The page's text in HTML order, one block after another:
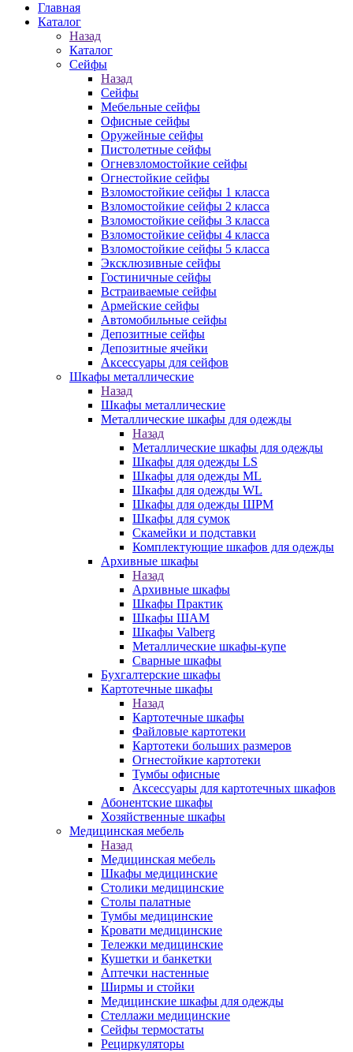
Главная
Каталог
Назад
Каталог
Сейфы
Назад
Сейфы
Мебельные сейфы
Офисные сейфы
Оружейные сейфы
Пистолетные сейфы
Огневзломостойкие сейфы
Огнестойкие сейфы
Взломостойкие сейфы 1 класса
Взломостойкие сейфы 2 класса
Взломостойкие сейфы 3 класса
Взломостойкие сейфы 4 класса
Взломостойкие сейфы 5 класса
Эксклюзивные сейфы
Гостиничные сейфы
Встраиваемые сейфы
Армейские сейфы
Автомобильные сейфы
Депозитные сейфы
Депозитные ячейки
Аксессуары для сейфов
Шкафы металлические
Назад
Шкафы металлические
Металлические шкафы для одежды
Назад
Металлические шкафы для одежды
Шкафы для одежды LS
Шкафы для одежды ML
Шкафы для одежды WL
Шкафы для одежды ШРМ
Шкафы для сумок
Скамейки и подставки
Комплектующие шкафов для одежды
Архивные шкафы
Назад
Архивные шкафы
Шкафы Практик
Шкафы ШАМ
Шкафы Valberg
Металлические шкафы-купе
Сварные шкафы
Бухгалтерские шкафы
Картотечные шкафы
Назад
Картотечные шкафы
Файловые картотеки
Картотеки больших размеров
Огнестойкие картотеки
Тумбы офисные
Аксессуары для картотечных шкафов
Абонентские шкафы
Хозяйственные шкафы
Медицинская мебель
Назад
Медицинская мебель
Шкафы медицинские
Столики медицинские
Столы палатные
Тумбы медицинские
Кровати медицинские
Тележки медицинские
Кушетки и банкетки
Аптечки настенные
Ширмы и стойки
Медицинские шкафы для одежды
Стеллажи медицинские
Сейфы термостаты
Рециркуляторы